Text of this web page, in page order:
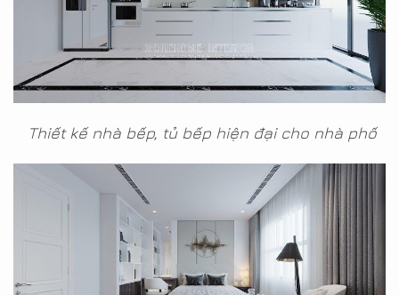
Thiết kế nhà bếp, tủ bếp hiện đại cho nhà phố